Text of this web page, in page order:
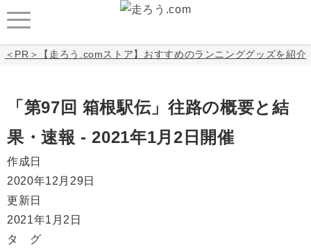
＜PR＞【走ろう.comストア】おすすめのランニンググッズを紹介
「第97回 箱根駅伝」往路の概要と結
果・速報 - 2021年1月2日開催
作成日
2020年12月29日
更新日
2021年1月2日
タ グ